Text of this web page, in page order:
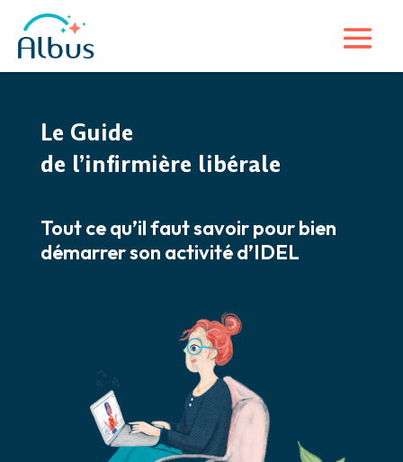
Le Guide
de l’infirmière libérale
Tout ce qu’il faut savoir pour bien
démarrer son activité d’IDEL